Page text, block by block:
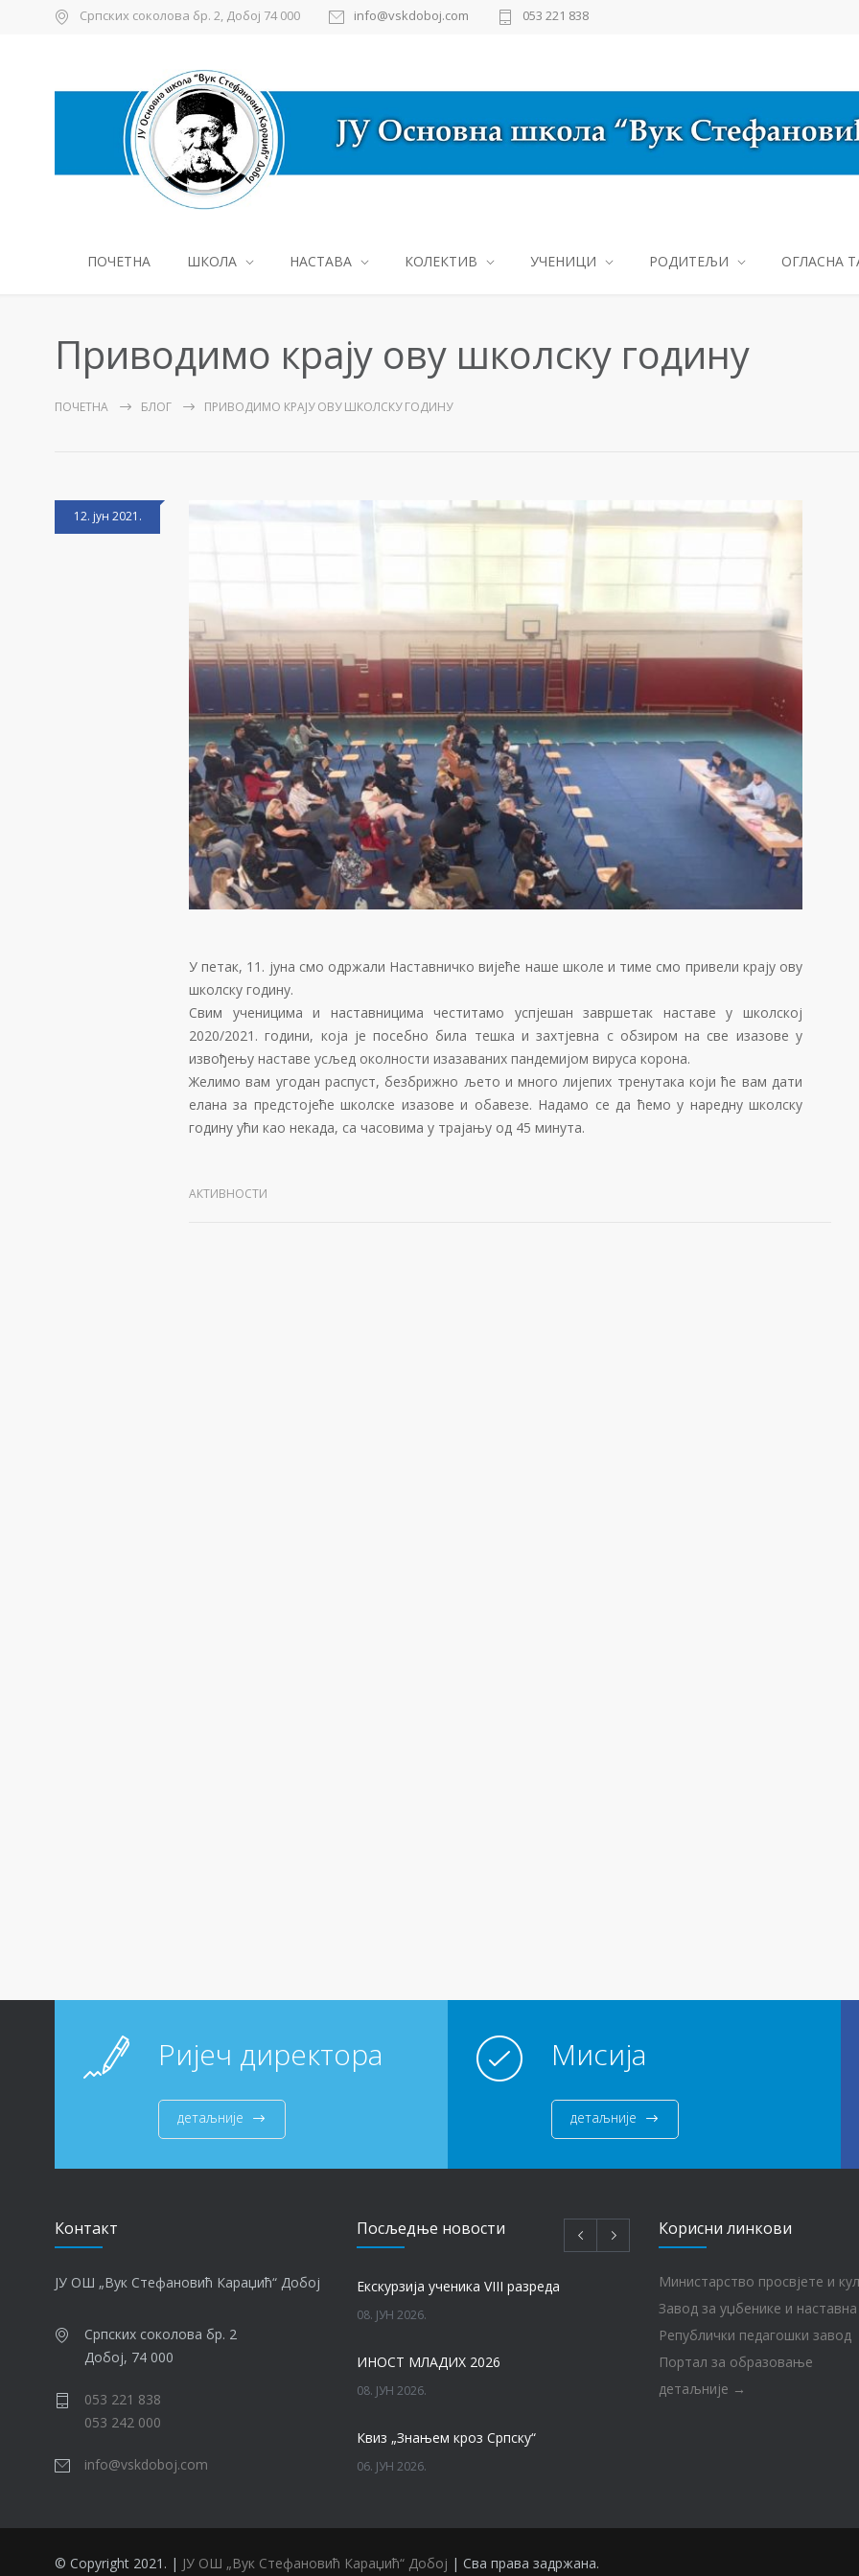
Српских соколова бр. 2, Добој 74 000 info@vskdoboj.com 053 221 838
ПОЧЕТНА ШКОЛА НАСТАВА КОЛЕКТИВ УЧЕНИЦИ РОДИТЕЉИ ОГЛАСНА
Приводимо крају ову школску годину
ПОЧЕТНА БЛОГ ПРИВОДИМО КРАЈУ ОВУ ШКОЛСКУ ГОДИНУ
12. јун 2021.
У петак, 11. јуна смо одржали Наставничко вијеће наше школе и тиме смо привели крају ову
школску годину.
Свим ученицима и наставницима честитамо успјешан завршетак наставе у школској
2020/2021. години, која је посебно била тешка и захтјевна с обзиром на све изазове у
извођењу наставе усљед околности изазаваних пандемијом вируса корона.
Желимо вам угодан распуст, безбрижно љето и много лијепих тренутака који ће вам дати
елана за предстојеће школске изазове и обавезе. Надамо се да ћемо у наредну школску
годину ући као некада, са часовима у трајању од 45 минута.
АКТИВНОСТИ
Ријеч директора
детаљније
Мисија
детаљније
Контакт
ЈУ ОШ „Вук Стефановић Караџић“ Добој
Српских соколова бр. 2
Добој, 74 000
053 221 838
053 242 000
info@vskdoboj.com
Посљедњe новости
Eкскурзија ученика VIII разреда
08. ЈУН 2026.
ИНОСТ МЛАДИХ 2026
08. ЈУН 2026.
Квиз „Знањем кроз Српску“
06. ЈУН 2026.
Корисни линкови
Министарство просвјете и
Завод за уџбенике и
Републички педагошки завод
Портал за образовање
детаљније →
© Copyright 2021. | ЈУ ОШ „Вук Стефановић Караџић“ Добој | Сва права задржана.